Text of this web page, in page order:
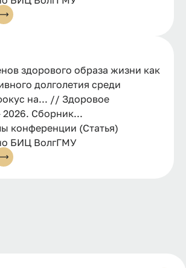
здорового образа жизни как
долголетия среди
на... // Здоровое
2026. Сборник...
конференции (Статья)
БИЦ ВолгГМУ